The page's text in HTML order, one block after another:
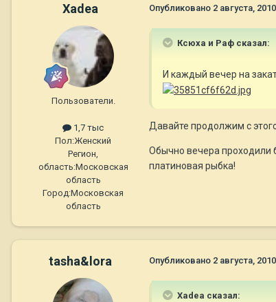
Xadea
Пользователи.
1,7 тыс
Пол:Женский
Регион,
область:Московская
область
Город:Московская
область
Опубликовано 2 августа, 2010
Ксюха и Раф сказал:
И каждый вечер на
Давайте продолжим с
Обычно вечера проходили
платиновая рыбка!
tasha&lora Опубликовано 2 августа, 2010
Xadea сказал: